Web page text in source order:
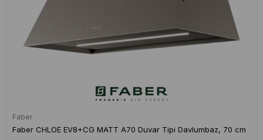
Faber
Faber CHLOE EV8+CG MATT A70 Duvar Tipi Davlumbaz, 70 cm